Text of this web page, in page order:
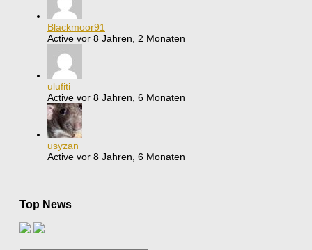
Blackmoor91
Active vor 8 Jahren, 2 Monaten
ulufiti
Active vor 8 Jahren, 6 Monaten
usyzan
Active vor 8 Jahren, 6 Monaten
Top News